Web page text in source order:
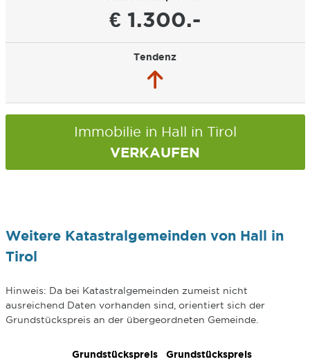
€ 1.300.-
Tendenz
Immobilie in Hall in Tirol
VERKAUFEN
Weitere Katastralgemeinden von Hall in
Tirol
Hinweis: Da bei Katastralgemeinden zumeist nicht
ausreichend Daten vorhanden sind, orientiert sich der
Grundstückspreis an der übergeordneten Gemeinde.
Grundstückspreis
Grundstückspreis